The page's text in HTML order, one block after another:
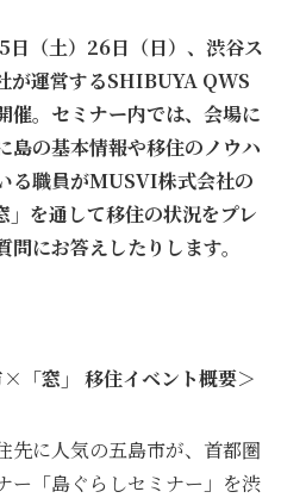
（土）26日（日）、渋谷ス
が運営するSHIBUYA QWS
催。セミナー内では、会場に
島の基本情報や移住のノウハ
る職員がMUSVI株式会社の
」を通して移住の状況をプレ
にお答えしたりします。
窓」 移住イベント概要＞
先に人気の五島市が、首都圏
ー「島ぐらしセミナー」を渋